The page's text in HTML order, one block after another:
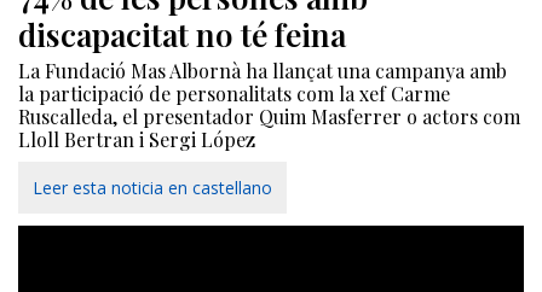
discapacitat no té feina
La Fundació Mas Albornà ha llançat una campanya amb
la participació de personalitats com la xef Carme
Ruscalleda, el presentador Quim Masferrer o actors com
Lloll Bertran i Sergi López
Leer esta noticia en castellano